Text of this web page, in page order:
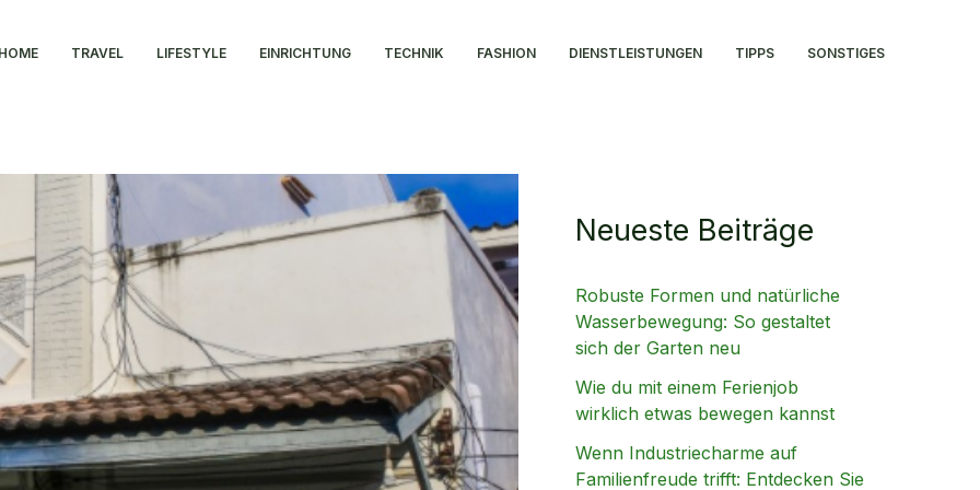
HOME TRAVEL LIFESTYLE EINRICHTUNG TECHNIK FASHION DIENSTLEISTUNGEN TIPPS SONSTIGES
Neueste Beiträge
Robuste Formen und natürliche
Wasserbewegung: So gestaltet
sich der Garten neu
Wie du mit einem Ferienjob
wirklich etwas bewegen kannst
Wenn Industriecharme auf
Familienfreude trifft: Entdecken Sie